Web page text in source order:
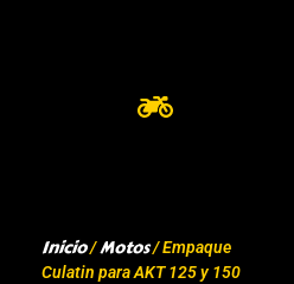
Inicio/Motos/ Empaque
Culatin para AKT 125 y 150